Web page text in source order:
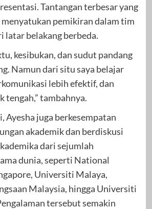
Tantangan terbesar yang
pemikiran dalam tim
latar belakang berbeda.
kesibukan, dan sudut pandang
Namun dari situ saya belajar
lebih efektif, dan
tengah,” tambahnya.
Ayesha juga berkesempatan
akademik dan berdiskusi
dari sejumlah
dunia, seperti National
Universiti Malaya,
Malaysia, hingga Universiti
tersebut semakin